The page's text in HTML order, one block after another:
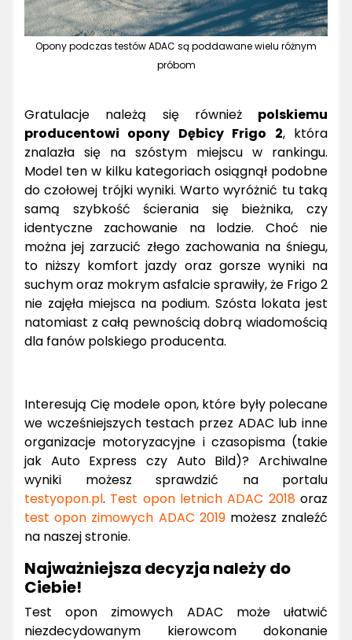
Opony podczas testów ADAC są poddawane wielu różnym
próbom
Gratulacje należą się również polskiemu
producentowi opony Dębicy Frigo 2, która
znalazła się na szóstym miejscu w rankingu.
Model ten w kilku kategoriach osiągnął podobne
do czołowej trójki wyniki. Warto wyróżnić tu taką
samą szybkość ścierania się bieżnika, czy
identyczne zachowanie na lodzie. Choć nie
można jej zarzucić złego zachowania na śniegu,
to niższy komfort jazdy oraz gorsze wyniki na
suchym oraz mokrym asfalcie sprawiły, że Frigo 2
nie zajęła miejsca na podium. Szósta lokata jest
natomiast z całą pewnością dobrą wiadomością
dla fanów polskiego producenta.
Interesują Cię modele opon, które były polecane
we wcześniejszych testach przez ADAC lub inne
organizacje motoryzacyjne i czasopisma (takie
jak Auto Express czy Auto Bild)? Archiwalne
wyniki możesz sprawdzić na portalu
testyopon.pl. Test opon letnich ADAC 2018oraz
test opon zimowych ADAC 2019możesz znaleźć
na naszej stronie.
Najważniejsza decyzja należy do
Ciebie!
Test opon zimowych ADAC może ułatwić
niezdecydowanym kierowcom dokonanie